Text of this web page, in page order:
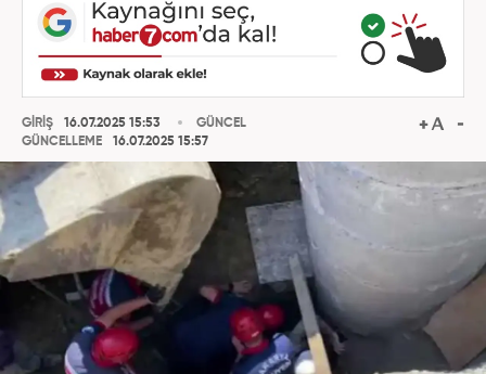
GİRİŞ
16.07.2025 15:53
GÜNCELLEME
16.07.2025 15:57
GÜNCEL